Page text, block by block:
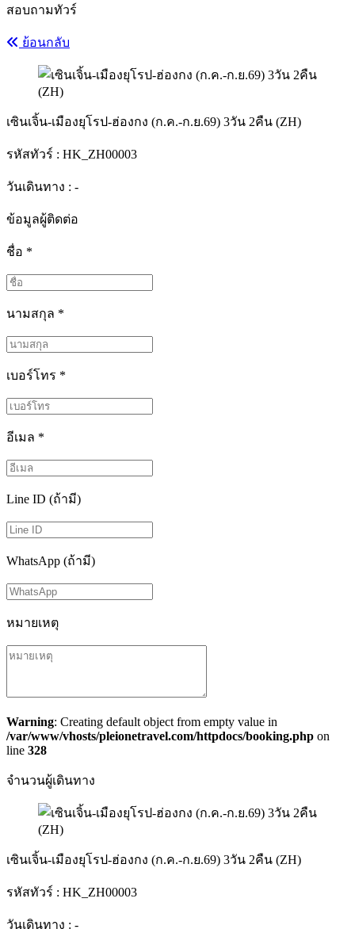
สอบถามทัวร์
ย้อนกลับ
เซินเจิ้น-เมืองยุโรป-ฮ่องกง (ก.ค.-ก.ย.69) 3วัน 2คืน (ZH)
รหัสทัวร์ : HK_ZH00003
วันเดินทาง : -
ข้อมูลผู้ติดต่อ
ชื่อ *
นามสกุล *
เบอร์โทร *
อีเมล *
Line ID (ถ้ามี)
WhatsApp (ถ้ามี)
หมายเหตุ
Warning: Creating default object from empty value in
/var/www/vhosts/pleionetravel.com/httpdocs/booking.php on
line 328
จำนวนผู้เดินทาง
เซินเจิ้น-เมืองยุโรป-ฮ่องกง (ก.ค.-ก.ย.69) 3วัน 2คืน (ZH)
รหัสทัวร์ : HK_ZH00003
วันเดินทาง : -